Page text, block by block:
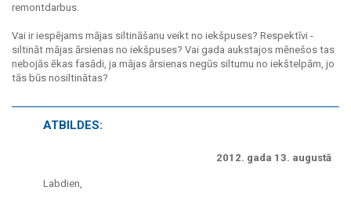
remontdarbus.
Vai ir iespējams mājas siltināšanu veikt no iekšpuses? Respektīvi -
siltināt mājas ārsienas no iekšpuses? Vai gada aukstajos mēnešos tas
nebojās ēkas fasādi, ja mājas ārsienas negūs siltumu no iekštelpām, jo
tās būs nosiltinātas?
ATBILDES:
2012. gada 13. augustā
Labdien,